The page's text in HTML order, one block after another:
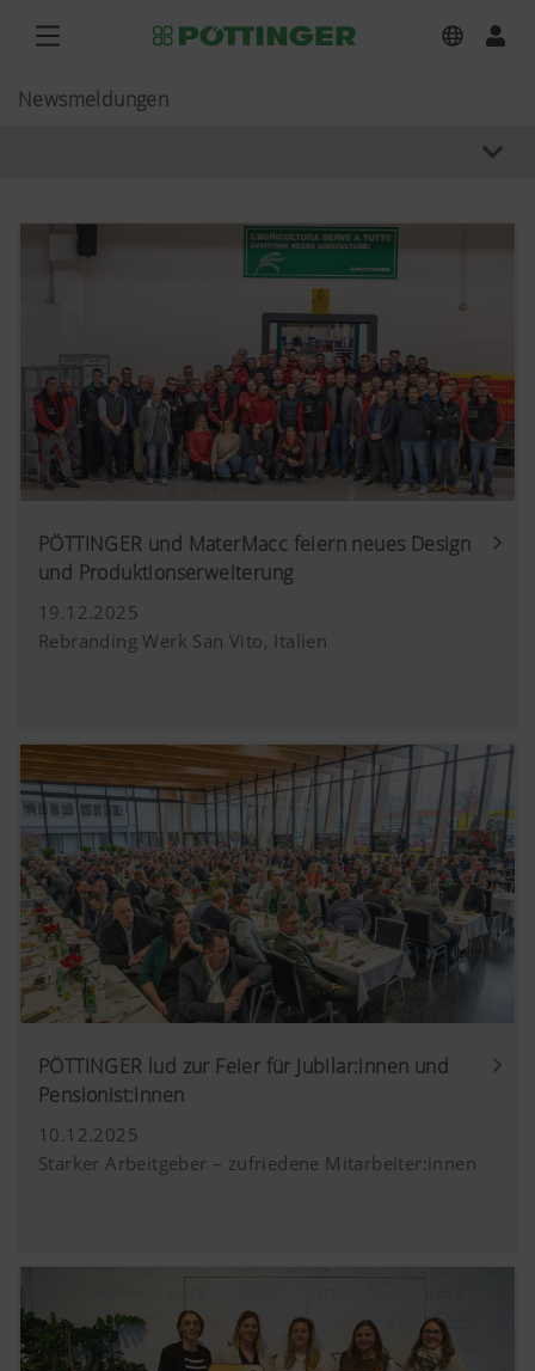
Newsmeldungen
PÖTTINGER und MaterMacc feiern neues Design
und Produktionserweiterung
19.12.2025
Rebranding Werk San Vito, Italien
PÖTTINGER lud zur Feier für Jubilar:innen und
Pensionist:innen
10.12.2025
Starker Arbeitgeber – zufriedene Mitarbeiter:innen